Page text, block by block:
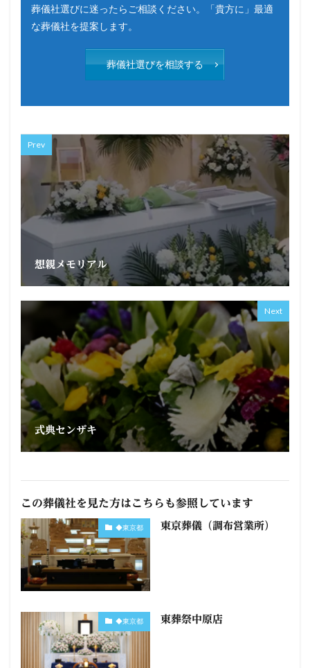
葬儀社選びに迷ったらご相談ください。「貴方に」最適
な葬儀社を提案します。
葬儀社選びを相談する
Prev
想親メモリアル
Next
式典センザキ
この葬儀社を見た方はこちらも参照しています
◆東京都 東京葬儀（調布営業所）
◆東京都 東葬祭中原店